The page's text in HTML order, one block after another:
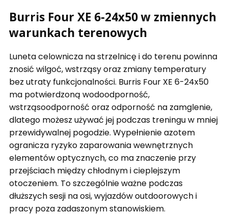
Burris Four XE 6-24x50 w zmiennych
warunkach terenowych
Luneta celownicza na strzelnicę i do terenu powinna
znosić wilgoć, wstrząsy oraz zmiany temperatury
bez utraty funkcjonalności. Burris Four XE 6-24x50
ma potwierdzoną wodoodporność,
wstrząsoodporność oraz odporność na zamglenie,
dlatego możesz używać jej podczas treningu w mniej
przewidywalnej pogodzie. Wypełnienie azotem
ogranicza ryzyko zaparowania wewnętrznych
elementów optycznych, co ma znaczenie przy
przejściach między chłodnym i cieplejszym
otoczeniem. To szczególnie ważne podczas
dłuższych sesji na osi, wyjazdów outdoorowych i
pracy poza zadaszonym stanowiskiem.